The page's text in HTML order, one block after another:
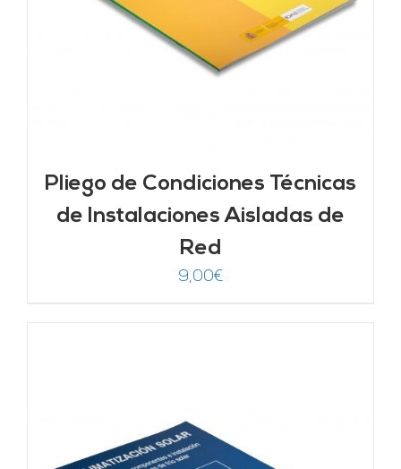
Pliego de Condiciones Técnicas
de Instalaciones Aisladas de
Red
9,00€